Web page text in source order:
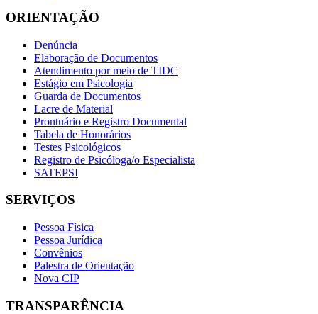
ORIENTAÇÃO
Denúncia
Elaboração de Documentos
Atendimento por meio de TIDC
Estágio em Psicologia
Guarda de Documentos
Lacre de Material
Prontuário e Registro Documental
Tabela de Honorários
Testes Psicológicos
Registro de Psicóloga/o Especialista
SATEPSI
SERVIÇOS
Pessoa Física
Pessoa Jurídica
Convênios
Palestra de Orientação
Nova CIP
TRANSPARÊNCIA